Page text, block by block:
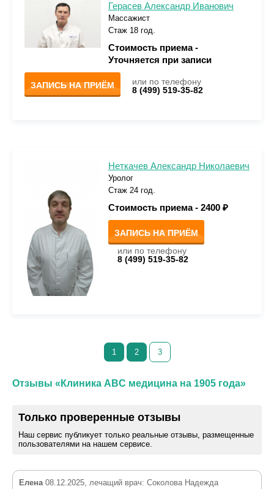
Герасев Александр Иванович
Массажист
Стаж 18 год.
Стоимость приема -
Уточняется при записи
ЗАПИСЬ НА ПРИЁМ
или по телефону
8 (499) 519-35-82
Неткачев Александр Николаевич
Уролог
Стаж 24 год.
Стоимость приема - 2400 ₽
ЗАПИСЬ НА ПРИЁМ
или по телефону
8 (499) 519-35-82
1 2 3
Отзывы «Клиника ABC медицина на 1905 года»
Только проверенные отзывы
Наш сервис публикует только реальные отзывы, размещенные
пользователями на нашем сервисе.
Елена 08.12.2025, лечащий врач: Соколова Надежда